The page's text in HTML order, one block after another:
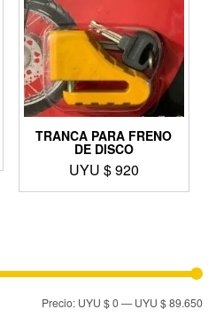
TRANCA PARA FRENO
DE DISCO
UYU $920
Precio: UYU $ 0—UYU $ 89.650